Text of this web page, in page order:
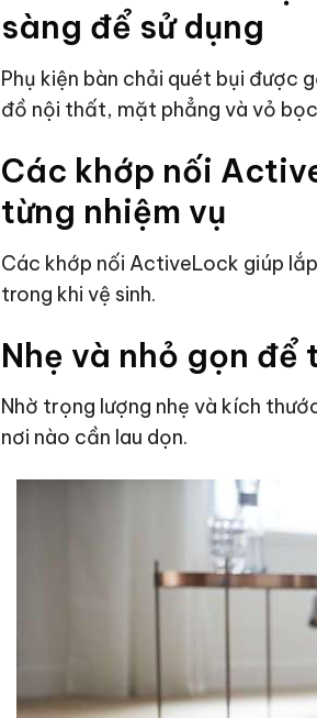
sàng để sử dụng
Phụ kiện bàn chải quét bụi được
đồ nội thất, mặt phẳng và vỏ
Các khớp nối
từng nhiệm vụ
Các khớp nối ActiveLock giúp
trong khi vệ sinh.
Nhẹ và nhỏ gọn để
Nhờ trọng lượng nhẹ và kích
nơi nào cần lau dọn.